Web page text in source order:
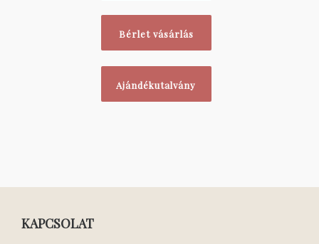
Bérlet vásárlás
Ajándékutalvány
KAPCSOLAT